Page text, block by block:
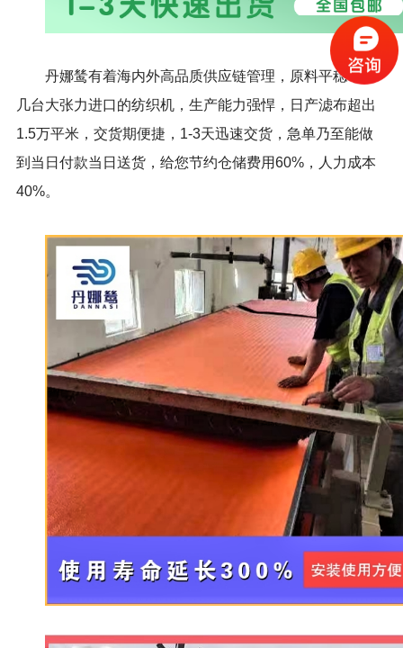
丹娜鸶有着海内外高品质供应链管理，原料平稳，80
几台大张力进口的纺织机，生产能力强悍，日产滤布超出
1.5万平米，交货期便捷，1-3天迅速交货，急单乃至能做
到当日付款当日送货，给您节约仓储费用60%，人力成本
40%。